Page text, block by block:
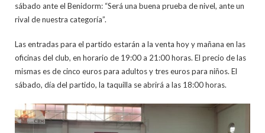
sábado ante el Benidorm: “Será una buena prueba de nivel, ante un
rival de nuestra categoría”.
Las entradas para el partido estarán a la venta hoy y mañana en las
oficinas del club, en horario de 19:00 a 21:00 horas. El precio de las
mismas es de cinco euros para adultos y tres euros para niños. El
sábado, día del partido, la taquilla se abrirá a las 18:00 horas.